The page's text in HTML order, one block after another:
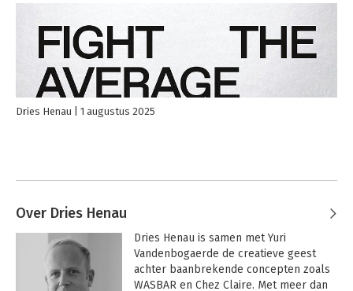
Dries Henau 1 augustus 2025
Over Dries Henau
Dries Henau is samen met Yuri
Vandenbogaerde de creatieve geest
achter baanbrekende concepten zoals
WASBAR en Chez Claire. Met meer dan